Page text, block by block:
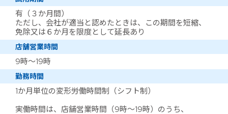
有（３か月間）
ただし、会社が適当と認めたときは、この期間を短縮、
免除又は６か月を限度として延長あり
店舗営業時間
9時～19時
勤務時間
1か月単位の変形労働時間制（シフト制）
実働時間は、店舗営業時間（9時～19時）のうち、